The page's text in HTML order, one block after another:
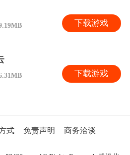
下载游戏
下载游戏
式 免责声明 商务洽谈